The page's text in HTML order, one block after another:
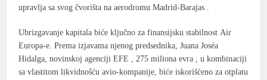
upravlja sa svog čvorišta na aerodromuMadrid-Barajas .
Ubrizgavanje kapitala biće ključno za finansijsku stabilnostAir
Europa-e. Prema izjavama njenog predsednika, Juana Joséa
Hidalga, novinskoj agencijiEFE ,275 miliona evra , u kombinaciji
sa vlastitom likvidnošću avio-kompanije, biće iskorišćeno za otplatu